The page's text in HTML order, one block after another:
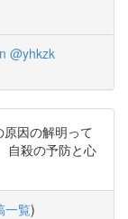
@yhkzk
因の解明って
自殺の予防と心
一覧)